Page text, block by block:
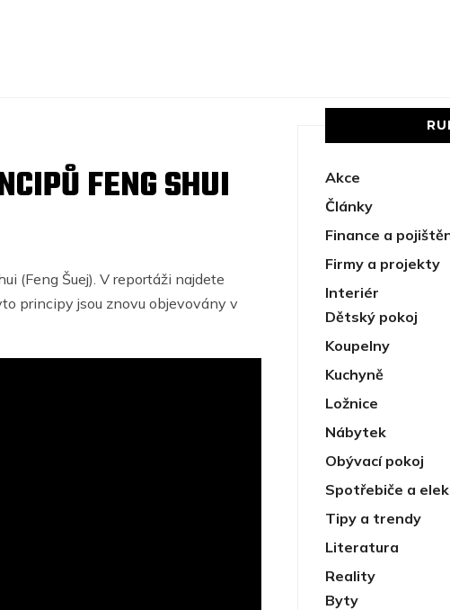
FENG SHUI
(Feng Šuej). V reportáži najdete
principy jsou znovu objevovány v
Akce
Články
Finance a
Firmy a projekty
Interiér
Dětský pokoj
Koupelny
Kuchyně
Ložnice
Nábytek
Obývací pokoj
Spotřebiče a
Tipy a trendy
Literatura
Reality
Byty